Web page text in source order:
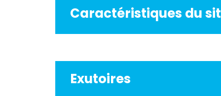
Caractéristiques du
Exutoires